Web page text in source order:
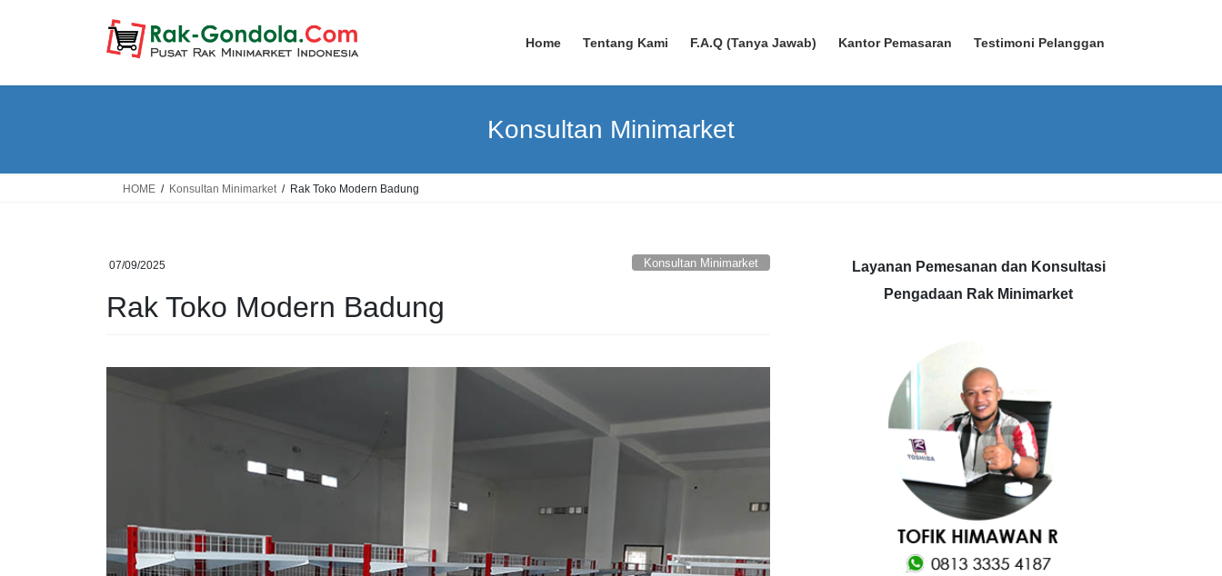
Home Tentang Kami F.A.Q (Tanya Jawab) Kantor Pemasaran Testimoni Pelanggan
Konsultan Minimarket
HOME Konsultan Minimarket Rak Toko Modern Badung
07/09/2025 Konsultan Minimarket
Rak Toko Modern Badung
Layanan Pemesanan dan Konsultasi
Pengadaan Rak Minimarket